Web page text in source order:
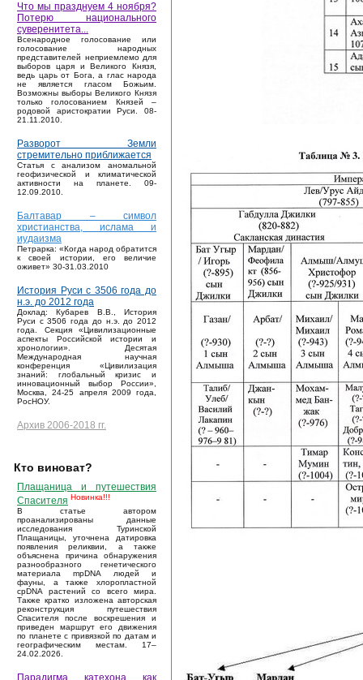
Что мы празднуем 4 ноября?
Потерю национального
суверенитета...
Bсенародное голосование или
голосование народных
представителей неприемлемо для
выборов царя и Великого Князя,
ведь царь от Бога, а глас народа
не является гласом Божьим.
Возможны выборы Великого Князя
только голосованием Князей –
родовой аристократии Руси. 08-
21.11.2010.
Разворот Земли
стремительно приближается
Статья с анализом аномальной
геофизической и климатической
активности на планете. 09-
12.09.2010.
Балтавар – символ
христианства, ислама и
иудаизма
Петрарка: «Когда народ обратится
к своей истории, его величие
оживет» 30-31.03.2010
История Руси с 3506 года до
н.э. до 2012 года
Доклад: Кубарев В.В., История
Руси с 3506 года до н.э. до 2012
года. Секция «Цивилизационные
аспекты Российской истории и
хронологии». Десятая
Международная научная
конференция «Цивилизация
знаний: глобальный кризис и
инновационный выбор России»,
Москва, 24-25 апреля 2009 года,
РосНОУ.
Архив 2006-2018 гг.
Кто виноват?
Плащаница и путешествия
Спасителя Новинка!!!
В статье автором
проанализированы данные
исследования Туринской
Плащаницы, уточнена датировка
появления реликвии, а также
объяснена причина обнаружения
разнообразного генетического
материала mpDNA людей и
фауны, а также хлоропластной
cpDNA растений со всего мира.
Также кратко изложена авторская
реконструкция путешествия
Спасителя после воскрешения и
приведен маршрут его движения
по планете с привязкой по датам и
географическим местам. 17–
24.02.2026.
Парадигма катехона как